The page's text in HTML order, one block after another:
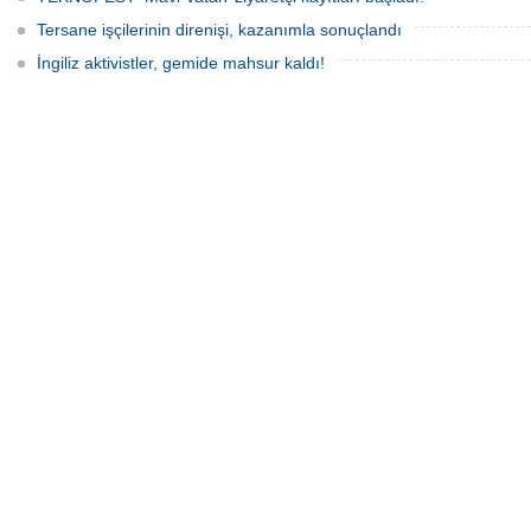
Tersane işçilerinin direnişi, kazanımla sonuçlandı
İngiliz aktivistler, gemide mahsur kaldı!